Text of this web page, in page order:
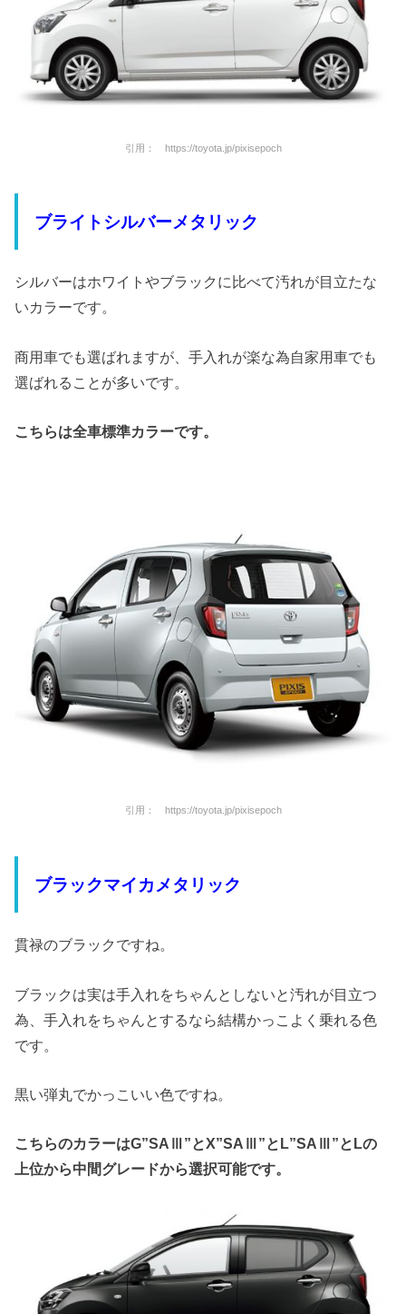
引用： https://toyota.jp/pixisepoch
ブライトシルバーメタリック
シルバーはホワイトやブラックに比べて汚れが目立たな
いカラーです。
商用車でも選ばれますが、手入れが楽な為自家用車でも
選ばれることが多いです。
こちらは全車標準カラーです。
引用： https://toyota.jp/pixisepoch
ブラックマイカメタリック
貫禄のブラックですね。
ブラックは実は手入れをちゃんとしないと汚れが目立つ
為、手入れをちゃんとするなら結構かっこよく乗れる色
です。
黒い弾丸でかっこいい色ですね。
こちらのカラーはG”SAⅢ”とX”SAⅢ”とL”SAⅢ”とLの
上位から中間グレードから選択可能です。